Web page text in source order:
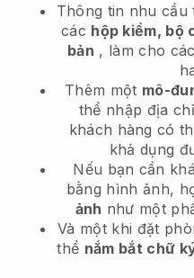
Thông tin nhu cầu
các hộp kiểm, bộ
bản , làm cho
Thêm một mô-
thể nhập địa
khách hàng có
khả dụng
Nếu bạn cần
bằng hình ảnh,
ảnh như một
Và một khi đặt
thể nắm bắt chữ